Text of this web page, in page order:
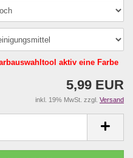
aktiv eine Farbe
5,99 EUR
inkl. 19% MwSt. zzgl. Versand